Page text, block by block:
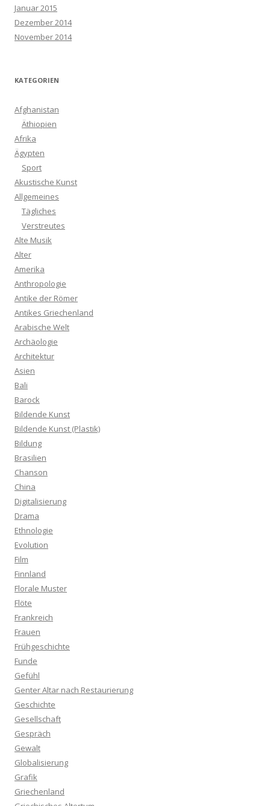
Januar 2015
Dezember 2014
November 2014
KATEGORIEN
Afghanistan
Äthiopien
Afrika
Ägypten
Sport
Akustische Kunst
Allgemeines
Tägliches
Verstreutes
Alte Musik
Alter
Amerika
Anthropologie
Antike der Römer
Antikes Griechenland
Arabische Welt
Archäologie
Architektur
Asien
Bali
Barock
Bildende Kunst
Bildende Kunst (Plastik)
Bildung
Brasilien
Chanson
China
Digitalisierung
Drama
Ethnologie
Evolution
Film
Finnland
Florale Muster
Flöte
Frankreich
Frauen
Frühgeschichte
Funde
Gefühl
Genter Altar nach Restaurierung
Geschichte
Gesellschaft
Gespräch
Gewalt
Globalisierung
Grafik
Griechenland